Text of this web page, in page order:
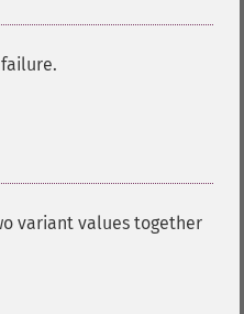
variant values together